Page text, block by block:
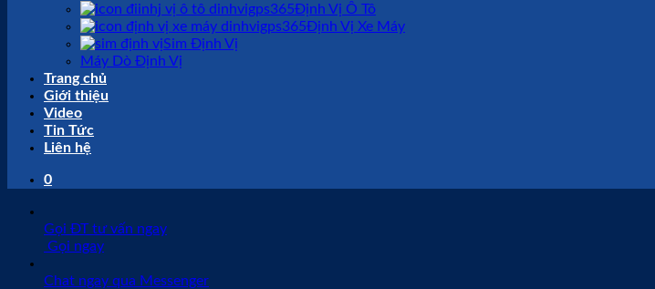
Định Vị Ô Tô
Định Vị Xe Máy
Sim Định Vị
Máy Dò Định Vị
Trang chủ
Giới thiệu
Video
Tin Tức
Liên hệ
0
Gọi ĐT tư vấn ngay
Gọi ngay
Chat ngay qua Messenger